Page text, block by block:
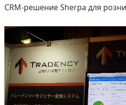
CRM-решение Sherpa для